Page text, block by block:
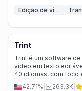
Edição de vídeo
Trint
Trint é um software
vídeo em texto
40 idiomas, com foco
42.71%
263.3K